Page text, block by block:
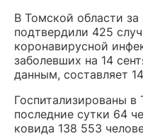
В Томской области за
подтвердили 425
коронавирусной
заболевших на 14
данным, составляет
Госпитализированы в
последние сутки 64
ковида 138 553